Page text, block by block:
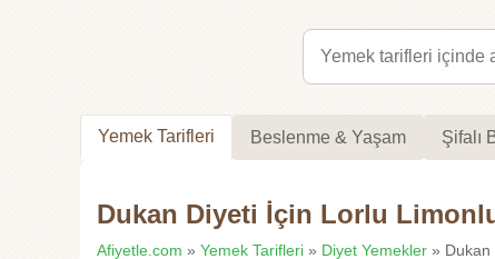
Yemek Tarifleri Beslenme & Yaşam Şifalı
Dukan Diyeti İçin Lorlu
Afiyetle.com » Yemek Tarifleri » Diyet Yemekler » Dukan